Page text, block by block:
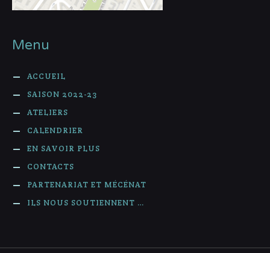
Menu
ACCUEIL
SAISON 2022-23
ATELIERS
CALENDRIER
EN SAVOIR PLUS
CONTACTS
PARTENARIAT ET MÉCÉNAT
ILS NOUS SOUTIENNENT …